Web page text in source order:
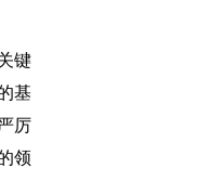
键
基
厉
领